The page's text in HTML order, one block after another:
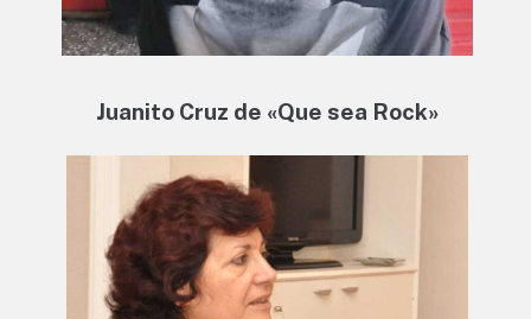
Juanito Cruz de «Que sea Rock»